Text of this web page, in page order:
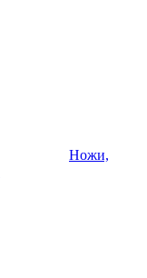
Ножи,